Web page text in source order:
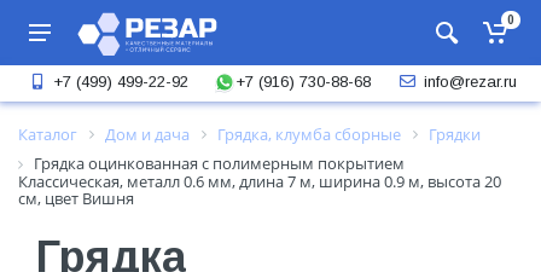
0
+7 (499) 499-22-92 +7 (916) 730-88-68 info@rezar.ru
Каталог Дом и дача Грядка, клумба сборные
Грядки
Грядка оцинкованная с полимерным покрытием
Классическая, металл 0.6 мм, длина 7 м, ширина 0.9 м, высота 20
см, цвет Вишня
Грядка